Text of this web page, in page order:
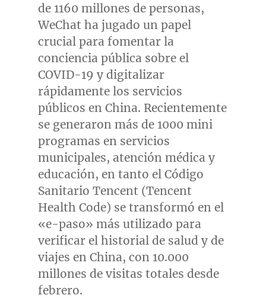
de 1160 millones de personas,
WeChat ha jugado un papel
crucial para fomentar la
conciencia pública sobre el
COVID-19 y digitalizar
rápidamente los servicios
públicos en China. Recientemente
se generaron más de 1000 mini
programas en servicios
municipales, atención médica y
educación, en tanto el Código
Sanitario Tencent (Tencent
Health Code) se transformó en el
«e-paso» más utilizado para
verificar el historial de salud y de
viajes en China, con 10.000
millones de visitas totales desde
febrero.